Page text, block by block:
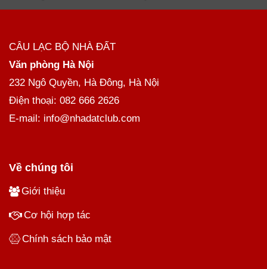
CÂU LẠC BỘ NHÀ ĐẤT
Văn phòng Hà Nội
232 Ngô Quyền, Hà Đông, Hà Nội
Điện thoại: 082 666 2626
E-mail: info@nhadatclub.com
Về chúng tôi
Giới thiệu
Cơ hội hợp tác
Chính sách bảo mật